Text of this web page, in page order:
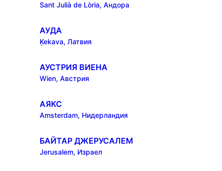
Sant Julià de Lòria, Андора
АУДА
Ķekava, Латвия
АУСТРИЯ ВИЕНА
Wien, Австрия
АЯКС
Amsterdam, Нидерландия
БАЙТАР ДЖЕРУСАЛЕМ
Jerusalem, Израел